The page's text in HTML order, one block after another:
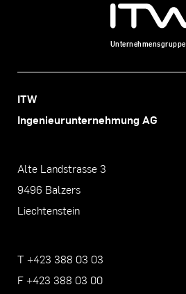
Unternehmensgruppe
ITW
Ingenieurunternehmung AG
Alte Landstrasse 3
9496 Balzers
Liechtenstein
T +423 388 03 03
F +423 388 03 00